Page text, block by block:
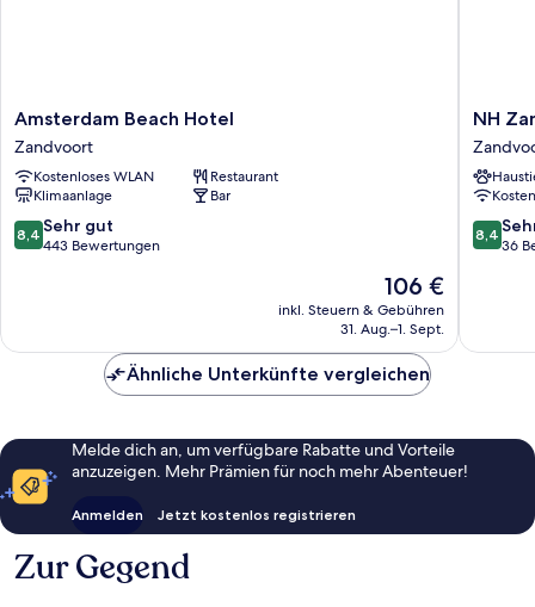
Amsterdam
Beach
Hotel
Zandvoort
Amsterdam Beach Hotel
Zandvoort
Kostenloses WLAN
Restaurant
Klimaanlage
Bar
8.4
von
Bewertungen
8,4 Sehr gut
443 Bewertungen
Der
Preis
beträgt
106 €
inkl. Steuern & Gebühren
31. Aug.–1. Sept.
NH
NH
8.4
von
8,4
36
Ähnliche Unterkünfte vergleichen
Melde dich an, um verfügbare Rabatte und Vorteile
anzuzeigen. Mehr Prämien für noch mehr Abenteuer!
Anmelden Jetzt kostenlos registrieren
Zur Gegend